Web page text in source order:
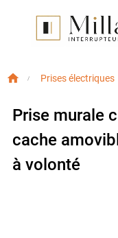
Prises électriques
Prise murale
cache
à volonté